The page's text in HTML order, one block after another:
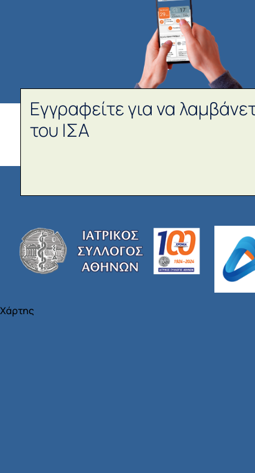
Εγγραφείτε για να
του ΙΣΑ
Χάρτης